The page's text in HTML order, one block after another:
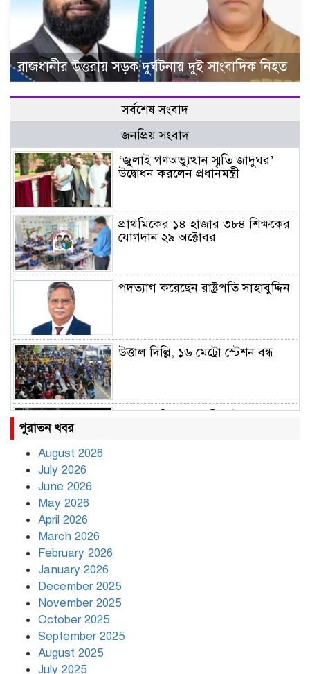
রাজধানীর উত্তরায় সড়ক দুর্ঘটনায় দুই সাংবাদিক নিহত
সর্বশেষ সংবাদ
জনপ্রিয় সংবাদ
‘জুলাই গণঅভ্যুত্থান স্মৃতি জাদুঘর’
উদ্বোধন করলেন প্রধানমন্ত্রী
প্রাথমিকের ১৪ হাজার ৩৮৪ শিক্ষকের
যোগদান ২৯ অক্টোবর
পদত্যাগ করেছেন রাষ্ট্রপতি সাহাবুদ্দিন
উত্তাল দিল্লি, ১৬ মেট্রো স্টেশন বন্ধ
বৃষ্টি থামার নাম নেই, পথে পথে
পুরাতন খবর
August 2026
July 2026
June 2026
May 2026
April 2026
March 2026
February 2026
January 2026
December 2025
November 2025
October 2025
September 2025
August 2025
July 2025